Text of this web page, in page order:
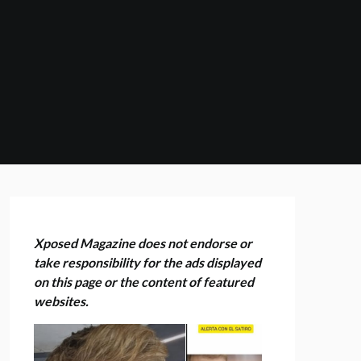
Xposed Magazine does not endorse or
take responsibility for the ads displayed
on this page or the content of featured
websites.